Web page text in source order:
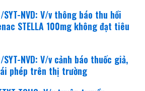
NVD: V/v thông báo thu hồi
STELLA 100mg không đạt tiêu
NVD: V/v cảnh báo thuốc giả,
phép trên thị trường